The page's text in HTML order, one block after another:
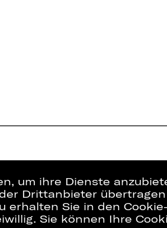
um ihre Dienste
Drittanbieter
Sie in den
Sie können Ihre